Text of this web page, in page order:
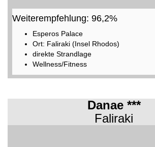
Weiterempfehlung: 96,2%
Esperos Palace
Ort: Faliraki (Insel Rhodos)
direkte Strandlage
Wellness/Fitness
Danae ***
Faliraki